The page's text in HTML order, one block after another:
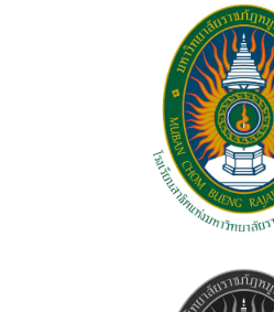
ระบบผลการเรียนออนไลน์